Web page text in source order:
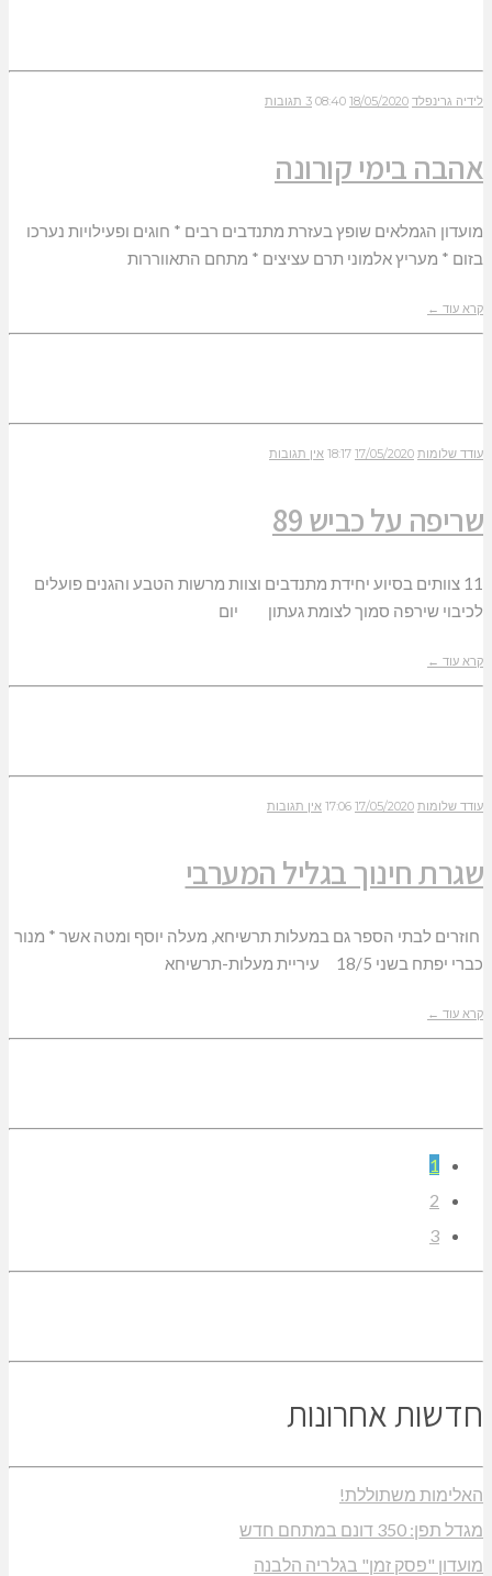
לידיה גרינפלד 18/05/2020
08:40 3 תגובות
אהבה בימי קורונה
מועדון הגמלאים שופץ בעזרת מתנדבים רבים * חוגים ופעילויות נערכו
בזום * מעריץ אלמוני תרם עציצים * מתחם התאווררות
קרא עוד ←
עודד שלומות 17/05/2020
18:17 אין תגובות
שריפה על כביש 89
11 צוותים בסיוע יחידת מתנדבים וצוות מרשות הטבע והגנים פועלים
לכיבוי שירפה סמוך לצומת געתון יום
קרא עוד ←
עודד שלומות 17/05/2020
17:06 אין תגובות
שגרת חינוך בגליל המערבי
חוזרים לבתי הספר גם במעלות תרשיחא, מעלה יוסף ומטה אשר * מנור
כברי יפתח בשני 18/5 עיריית מעלות-תרשיחא
קרא עוד ←
1
2
3
חדשות אחרונות
האלימות משתוללת!
מגדל תפן: 350 דונם במתחם חדש
מועדון "פסק זמן" בגלריה הלבנה